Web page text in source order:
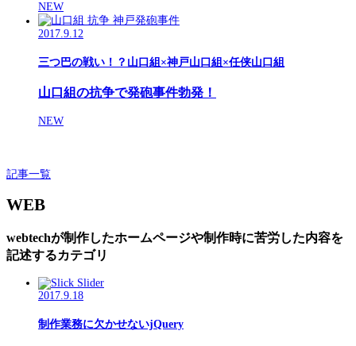
NEW
2017.9.12
三つ巴の戦い！？山口組×神戸山口組×任侠山口組
山口組の抗争で発砲事件勃発！
NEW
記事一覧
WEB
webtechが制作したホームページや制作時に苦労した内容を
記述するカテゴリ
2017.9.18
制作業務に欠かせないjQuery